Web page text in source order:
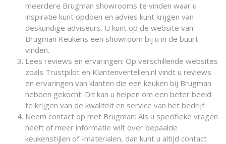
meerdere Brugman showrooms te vinden waar u
inspiratie kunt opdoen en advies kunt krijgen van
deskundige adviseurs. U kunt op de website van
Brugman Keukens een showroom bij u in de buurt
vinden.
Lees reviews en ervaringen: Op verschillende websites
zoals Trustpilot en Klantenvertellen.nl vindt u reviews
en ervaringen van klanten die een keuken bij Brugman
hebben gekocht. Dit kan u helpen om een beter beeld
te krijgen van de kwaliteit en service van het bedrijf.
Neem contact op met Brugman: Als u specifieke vragen
heeft of meer informatie wilt over bepaalde
keukenstijlen of -materialen, dan kunt u altijd contact